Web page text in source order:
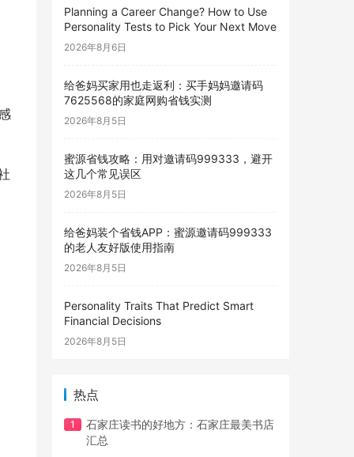
Planning a Career Change? How to Use
Personality Tests to Pick Your Next Move
2026年8月6日
给爸妈买家用也走返利：买手妈妈邀请码
7625568的家庭网购省钱实测
2026年8月5日
蜜源省钱攻略：用对邀请码999333，避开
这几个常见误区
2026年8月5日
给爸妈装个省钱APP：蜜源邀请码999333
的老人友好版使用指南
2026年8月5日
Personality Traits That Predict Smart
Financial Decisions
2026年8月5日
热点
石家庄读书的好地方：石家庄最美书店
汇总